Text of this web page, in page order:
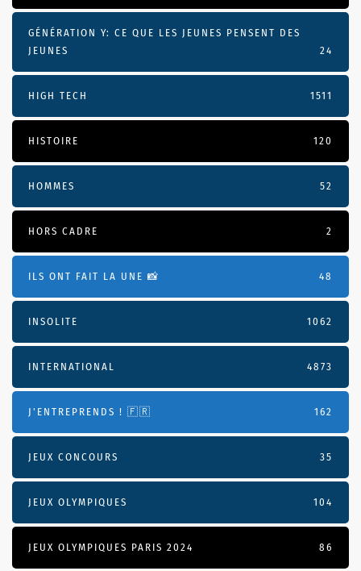
GÉNÉRATION Y: CE QUE LES JEUNES PENSENT DES
JEUNES
24
HIGH TECH 1511
HISTOIRE 120
HOMMES 52
HORS CADRE 2
ILS ONT FAIT LA UNE 📸 48
INSOLITE 1062
INTERNATIONAL 4873
J'ENTREPRENDS ! 🇫🇷 162
JEUX CONCOURS 35
JEUX OLYMPIQUES 104
JEUX OLYMPIQUES PARIS 2024 86